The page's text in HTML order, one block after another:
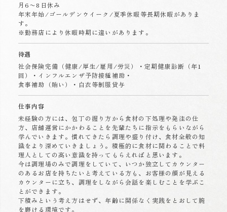
月6〜8日休み
年末年始/ゴールデンウイーク/夏季休暇等長期休暇がありま
す。
※勤務店により休暇時期に違いがあります。
待遇
社会保険完備（健康/厚生/雇用/労災）・定期健康診断（年1
回）・インフルエンザ予防接種補助・
食事補助（賄い）・白衣等制服貸与
仕事内容
未経験の方には、包丁の握り方から食材の下処理や発注の仕
方、店舗運営にかかわることを先輩たちに指示をもらいながら
学んでいきます。慣れてきたら調理や盛り付け、食材全般の知
識をより深めていきましょう。積極的に食材に関わることで料
理人としての高い意識を持ってもらえればと思います。
今は調理場のみで調理をしていて、いつか独立してカウンター
のあるお店を持ちたいと考えている方も、お客様の顔が見える
カウンターに立ち、調理をしながら会話を楽しむことを学ぶこ
とができます。
下積みという考え方はせず、年齢に関係なく実践をとおして腕
を磨ける環境です。